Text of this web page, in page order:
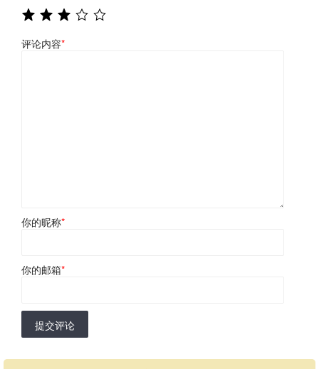
评论内容*
你的昵称*
你的邮箱*
提交评论